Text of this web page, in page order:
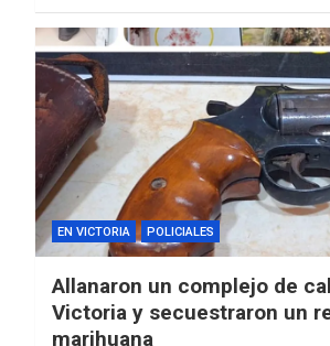
EN VICTORIA POLICIALES
Allanaron un complejo de
Victoria y secuestraron un
marihuana